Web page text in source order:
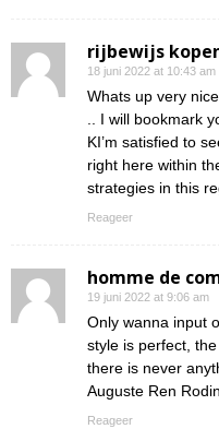
rijbewijs
18 juni 2022 at 10:43 am
Whats up very
.. I will bookmark
KI’m satisfied to
right here within
strategies in this
Reageer
homme de
19 juni 2022 at 9:06 am
Only wanna input
style is perfect,
there is never
Auguste Ren
Reageer